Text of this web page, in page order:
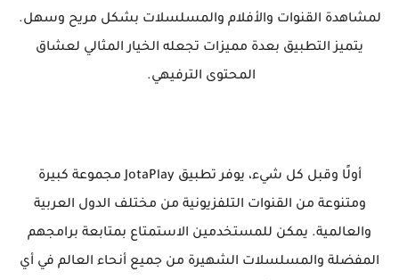
لمشاهدة القنوات والأفلام والمسلسلات بشكل مريح وسهل.
يتميز التطبيق بعدة مميزات تجعله الخيار المثالي لعشاق
المحتوى الترفيهي.
أولًا وقبل كل شيء، يوفر تطبيق JotaPlay مجموعة كبيرة
ومتنوعة من القنوات التلفزيونية من مختلف الدول العربية
والعالمية. يمكن للمستخدمين الاستمتاع بمتابعة برامجهم
المفضلة والمسلسلات الشهيرة من جميع أنحاء العالم في أي